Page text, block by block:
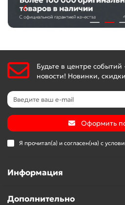
Будьте в центре
новости! Новинки,
Оформить
Я прочитал(а) и согласен(на) с
Информация
Дополнительно